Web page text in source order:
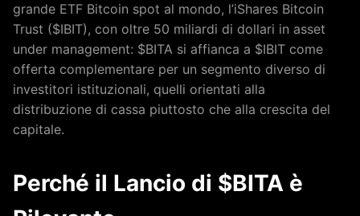
grande ETF Bitcoin spot al mondo, l’iShares Bitcoin
Trust ($IBIT), con oltre 50 miliardi di dollari in asset
under management: $BITA si affianca a $IBIT come
offerta complementare per un segmento diverso di
investitori istituzionali, quelli orientati alla
distribuzione di cassa piuttosto che alla crescita del
capitale.
Perché il Lancio di $BITA è